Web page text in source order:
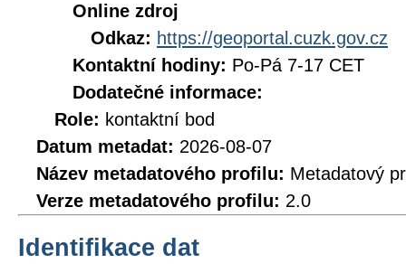
Online zdroj
Odkaz: https://geoportal.cuzk.gov.cz
Kontaktní hodiny: Po-Pá 7-17 CET
Dodatečné informace:
Role: kontaktní bod
Datum metadat: 2026-08-07
Název metadatového profilu: Metadatový
Verze metadatového profilu: 2.0
Identifikace dat